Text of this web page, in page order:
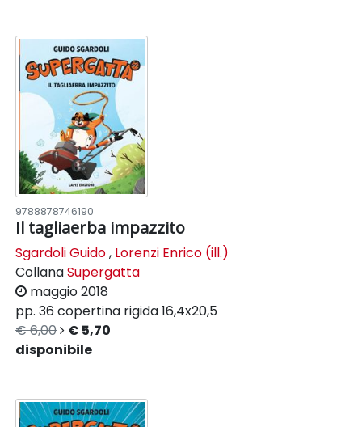
9788878746190
Il tagliaerba impazzito
Sgardoli Guido, Lorenzi Enrico (ill.)
CollanaSupergatta
maggio 2018
pp. 36 copertina rigida16,4x20,5
€ 6,00
€ 5,70
disponibile